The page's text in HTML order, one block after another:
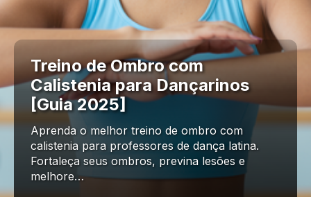
Treino de Ombro com
Calistenia para Dançarinos
[Guia 2025]
Aprenda o melhor treino de ombro com
calistenia para professores de dança latina.
Fortaleça seus ombros, previna lesões e
melhore…